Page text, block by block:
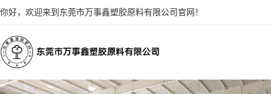
你好，欢迎来到东莞市万事鑫塑胶原料有限公司官网！